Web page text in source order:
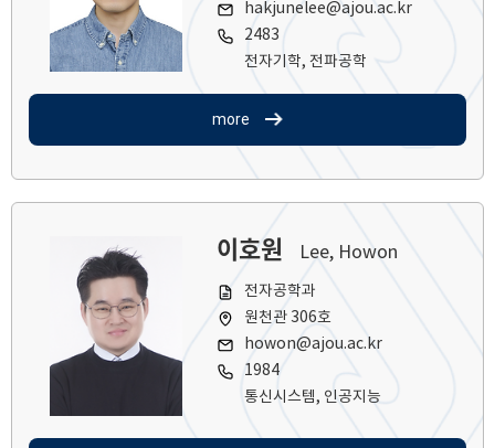
hakjunelee@ajou.ac.kr
2483
전자기학, 전파공학
more
이호원 Lee, Howon
전자공학과
원천관 306호
howon@ajou.ac.kr
1984
통신시스템, 인공지능